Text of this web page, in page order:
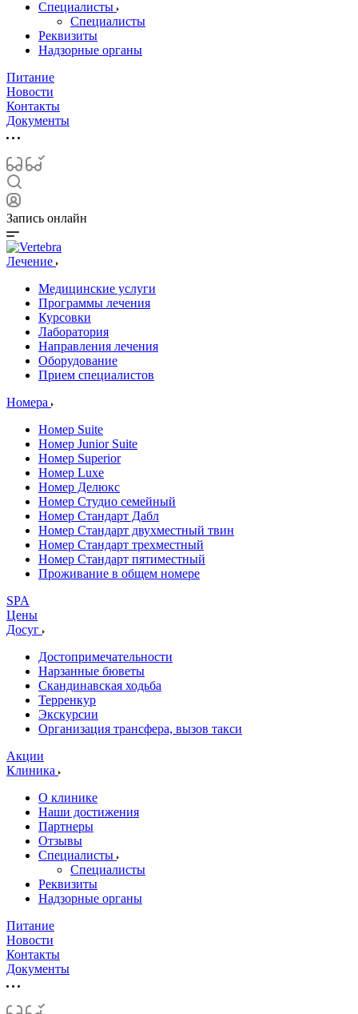
Специалисты
Специалисты
Реквизиты
Надзорные органы
Питание
Новости
Контакты
Документы
Запись онлайн
Лечение
Медицинские услуги
Программы лечения
Курсовки
Лаборатория
Направления лечения
Оборудование
Прием специалистов
Номера
Номер Suite
Номер Junior Suite
Номер Superior
Номер Luxe
Номер Делюкс
Номер Студио семейный
Номер Стандарт Дабл
Номер Стандарт двухместный твин
Номер Стандарт трехместный
Номер Стандарт пятиместный
Проживание в общем номере
SPA
Цены
Досуг
Достопримечательности
Нарзанные бюветы
Скандинавская ходьба
Терренкур
Экскурсии
Организация трансфера, вызов такси
Акции
Клиника
О клинике
Наши достижения
Партнеры
Отзывы
Специалисты
Специалисты
Реквизиты
Надзорные органы
Питание
Новости
Контакты
Документы